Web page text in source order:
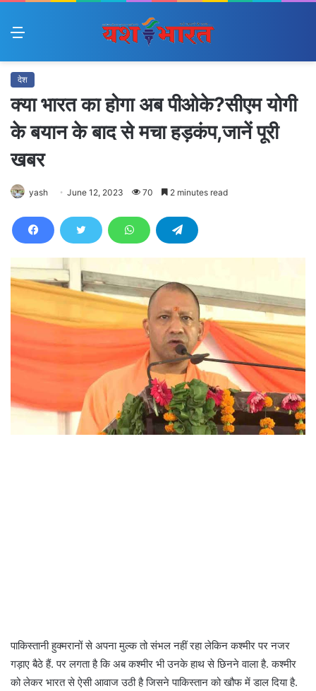
Menu
देश
क्या भारत का होगा अब पीओके?सीएम योगी
के बयान के बाद से मचा हड़कंप,जानें पूरी
खबर
yash June 12, 2023 70 2 minutes read
पाकिस्तानी हुक्मरानों से अपना मुल्क तो संभल नहीं रहा लेकिन कश्मीर पर नजर
गड़ाए बैठे हैं. पर लगता है कि अब कश्मीर भी उनके हाथ से छिनने वाला है. कश्मीर
को लेकर भारत से ऐसी आवाज उठी है जिसने पाकिस्तान को खौफ में डाल दिया है.